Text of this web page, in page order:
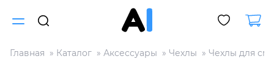
Главная Каталог Аксессуары Чехлы Чехлы для